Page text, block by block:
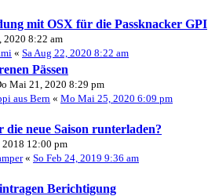
mit OSX für die Passknacker GPI
2020 8:22 am
« Sa Aug 22, 2020 8:22 am
Pässen
Mai 21, 2020 8:29 pm
aus Bern « Mo Mai 25, 2020 6:09 pm
neue Saison runterladen?
2018 12:00 pm
« So Feb 24, 2019 9:36 am
Berichtigung